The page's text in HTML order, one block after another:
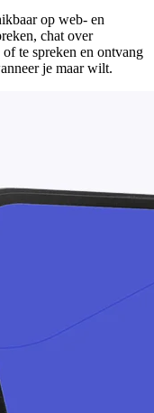
op web- en
chat over
te spreken en ontvang
je maar wilt.